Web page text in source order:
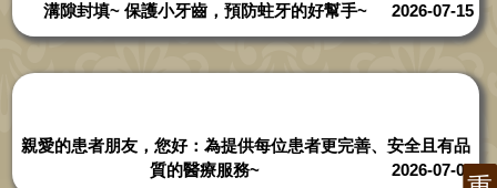
溝隙封填~ 保護小牙齒，預防蛀牙的好幫手~ 2026-07-15
親愛的患者朋友，您好：為提供每位患者更完善、安全且有品
質的醫療服務~
2026-07-08